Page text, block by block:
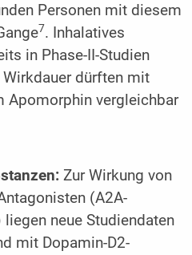
Personen mit diesem
7. Inhalatives
in Phase-II-Studien
dürften mit
Apomorphin vergleichbar
Zur Wirkung von
(A2A-
neue Studiendaten
mit Dopamin-D2-